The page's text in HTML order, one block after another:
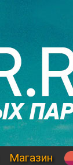
Магазин